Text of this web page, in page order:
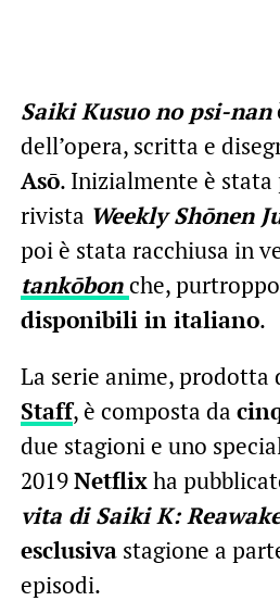
Saiki Kusuo no psi-nan
dell’opera, scritta e
Asō. Inizialmente è
rivista Weekly Shōnen
poi è stata racchiusa in
tankōbonche,
disponibili in italiano.
La serie anime, prodotta
Staff, è composta da
due stagioni e uno
2019Netflixha
vita di Saiki K:
esclusivastagione a
episodi.